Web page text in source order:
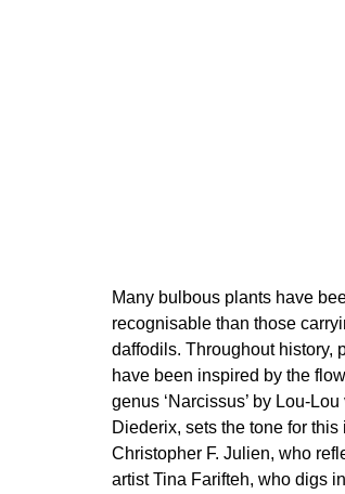
Many bulbous plants have
recognisable than those
daffodils. Throughout history,
have been inspired by the
genus ‘Narcissus’ by Lou-
Diederix, sets the tone for
Christopher F. Julien, who
artist Tina Farifteh, who digs